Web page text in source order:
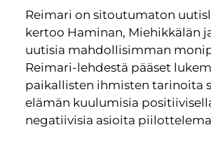
Reimari on sitoutumaton
kertoo Haminan, Miehikkälän
uutisia mahdollisimman
Reimari-lehdestä pääset
paikallisten ihmisten tarinoita
elämän kuulumisia
negatiivisia asioita